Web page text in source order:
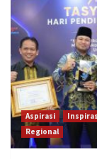
Aspirasi
Regional